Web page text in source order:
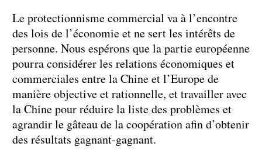
Le protectionnisme commercial va à l’encontre
des lois de l’économie et ne sert les intérêts de
personne. Nous espérons que la partie européenne
pourra considérer les relations économiques et
commerciales entre la Chine et l’Europe de
manière objective et rationnelle, et travailler avec
la Chine pour réduire la liste des problèmes et
agrandir le gâteau de la coopération afin d’obtenir
des résultats gagnant-gagnant.